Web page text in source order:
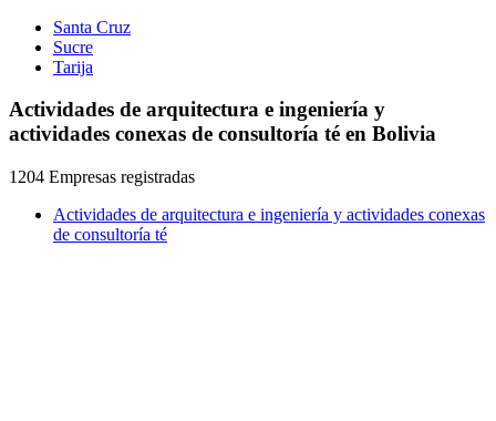
Santa Cruz
Sucre
Tarija
Actividades de arquitectura e ingeniería y
actividades conexas de consultoría té en Bolivia
1204 Empresas registradas
Actividades de arquitectura e ingeniería y actividades conexas
de consultoría té